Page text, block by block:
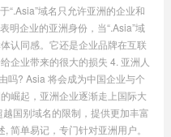
“.Asia”域名只允许亚洲的企业和
明企业的亚洲身份，当“.Asia”域
认同感。它还是企业品牌在互联
企业带来的很大的损失 4. 亚洲人
吗? Asia 将会成为中国企业与个
崛起，亚洲企业逐渐走上国际大
国别域名的限制，提供更加丰富
简单易记，专门针对亚洲用户。